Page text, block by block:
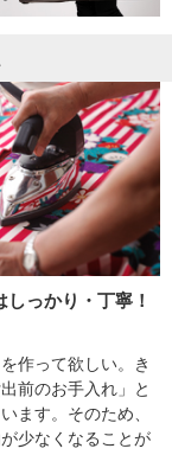
っかり・丁寧！
作って欲しい。き
前のお手入れ」と
ます。そのため、
少なくなることが